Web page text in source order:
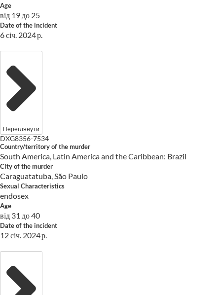
Age
від 19 до 25
Date of the incident
6 січ. 2024 р.
Переглянути
DXG8356-7534
Country/territory of the murder
South America, Latin America and the Caribbean: Brazil
City of the murder
Caraguatatuba, São Paulo
Sexual Characteristics
endosex
Age
від 31 до 40
Date of the incident
12 січ. 2024 р.